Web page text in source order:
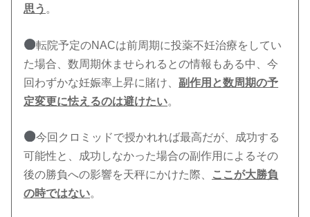
思う 。
転院予定のNACは前周期に投薬不妊治療をしてい
た場合、数周期休ませられるとの情報もある中、今
回わずかな妊娠率上昇に賭け、副作用と数周期の予
定変更に怯えるのは避けたい。
今回クロミッドで授かれれば最高だが、成功する
可能性と、成功しなかった場合の副作用によるその
後の勝負への影響を天秤にかけた際、
ここが大勝負
の時ではない。